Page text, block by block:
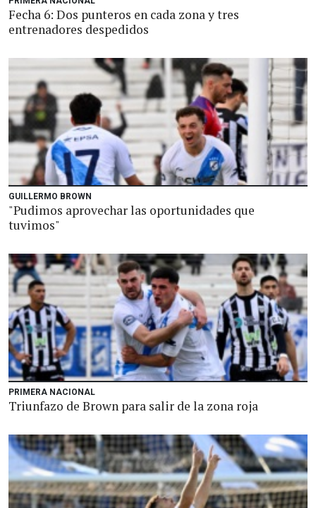
Fecha 6: Dos punteros en cada zona y tres
entrenadores despedidos
GUILLERMO BROWN
"Pudimos aprovechar las oportunidades que
tuvimos"
PRIMERA NACIONAL
Triunfazo de Brown para salir de la zona roja